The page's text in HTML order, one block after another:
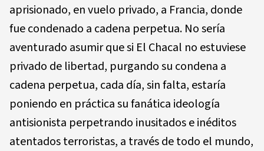
aprisionado, en vuelo privado, a Francia, donde
fue condenado a cadena perpetua. No sería
aventurado asumir que si El Chacal no estuviese
privado de libertad, purgando su condena a
cadena perpetua, cada día, sin falta, estaría
poniendo en práctica su fanática ideología
antisionista perpetrando inusitados e inéditos
atentados terroristas, a través de todo el mundo,